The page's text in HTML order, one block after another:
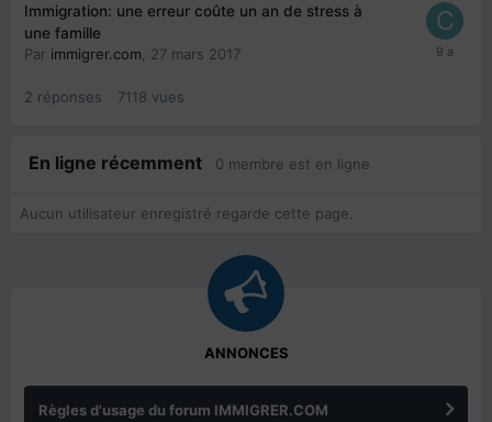
Immigration: une erreur coûte un an de stress à
une famille
Par immigrer.com 27 mars 2017
2 réponses 7118 vues
En ligne récemment 0 membre est en ligne
Aucun utilisateur enregistré regarde cette page.
ANNONCES
Règles d'usage du forum IMMIGRER.COM